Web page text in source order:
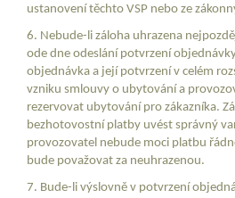
ustanovení těchto VSP nebo ze
6. Nebude-li záloha uhrazena
ode dne odeslání potvrzení
objednávka a její potvrzení v celém
vzniku smlouvy o ubytování a
rezervovat ubytování pro zákazníka.
bezhotovostní platby uvést správný
provozovatel nebude moci platbu
bude považovat za neuhrazenou.
7. Bude-li výslovně v potvrzení